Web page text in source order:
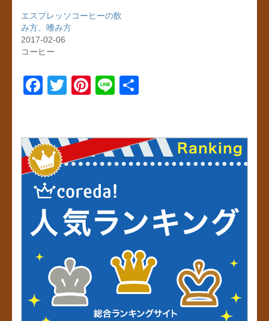
エスプレッソコーヒーの飲
み方、嗜み方
2017-02-06
コーヒー
F
e
b
o
o
k
T
er
Pi
e
st
Li